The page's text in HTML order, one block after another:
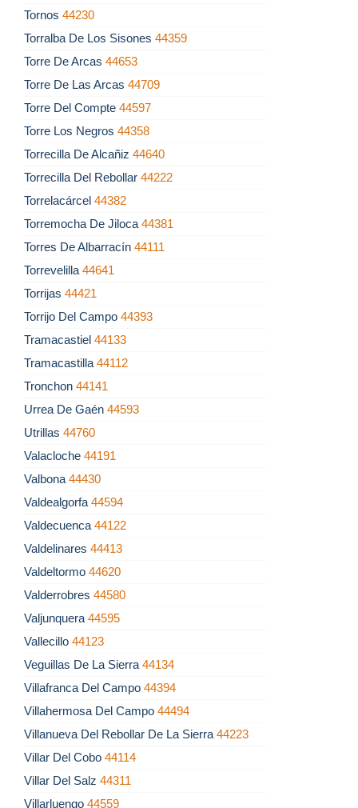
Tornos 44230
Torralba De Los Sisones 44359
Torre De Arcas 44653
Torre De Las Arcas 44709
Torre Del Compte 44597
Torre Los Negros 44358
Torrecilla De Alcañiz 44640
Torrecilla Del Rebollar 44222
Torrelacárcel 44382
Torremocha De Jiloca 44381
Torres De Albarracín 44111
Torrevelilla 44641
Torrijas 44421
Torrijo Del Campo 44393
Tramacastiel 44133
Tramacastilla 44112
Tronchon 44141
Urrea De Gaén 44593
Utrillas 44760
Valacloche 44191
Valbona 44430
Valdealgorfa 44594
Valdecuenca 44122
Valdelinares 44413
Valdeltormo 44620
Valderrobres 44580
Valjunquera 44595
Vallecillo 44123
Veguillas De La Sierra 44134
Villafranca Del Campo 44394
Villahermosa Del Campo 44494
Villanueva Del Rebollar De La Sierra 44223
Villar Del Cobo 44114
Villar Del Salz 44311
Villarluengo 44559